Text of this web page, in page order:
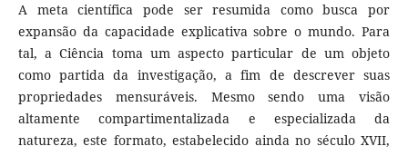
A meta científica pode ser resumida como busca por
expansão da capacidade explicativa sobre o mundo. Para
tal, a Ciência toma um aspecto particular de um objeto
como partida da investigação, a fim de descrever suas
propriedades mensuráveis. Mesmo sendo uma visão
altamente compartimentalizada e especializada da
natureza, este formato, estabelecido ainda no século XVII,